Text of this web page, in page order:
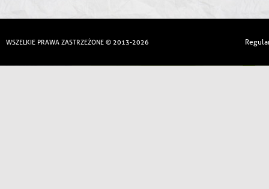
WSZELKIE PRAWA ZASTRZEŻONE © 2013-2026